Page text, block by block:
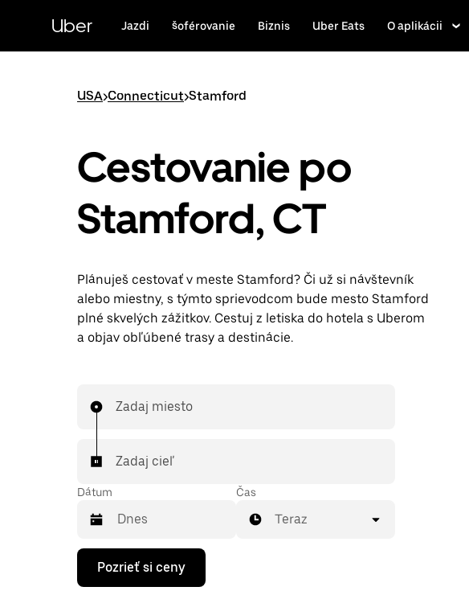
obsah
Uber Jazdi šoférovanie Biznis Uber Eats O aplikácii
USA>Connecticut>Stamford
Cestovanie po
Stamford, CT
Plánuješ cestovať v meste Stamford? Či už si návštevník
alebo miestny, s týmto sprievodcom bude mesto Stamford
plné skvelých zážitkov. Cestuj z letiska do hotela s Uberom
a objav obľúbené trasy a destinácie.
Zadaj miesto
Zadaj cieľ
Dátum
Stlačením
šípky
nadol
Čas
Teraz
Pozrieť si ceny